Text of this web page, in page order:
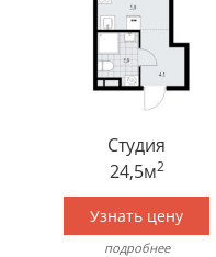
Студия
24,5м2
Узнать цену
подробнее